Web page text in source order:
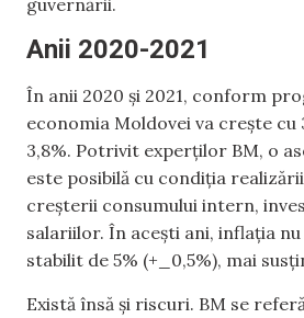
Anii 2020-2021
În anii 2020 și 2021, conform
economia Moldovei va crește cu
3,8%. Potrivit experților BM, o
este posibilă cu condiția
creșterii consumului intern,
salariilor. În acești ani, inflația
stabilit de 5% (+_0,5%), mai
Există însă și riscuri. BM se